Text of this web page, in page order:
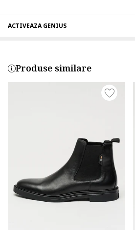
ACTIVEAZA GENIUS
Produse similare